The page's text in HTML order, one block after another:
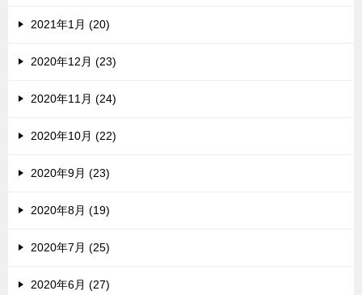
2021年1月 (20)
2020年12月 (23)
2020年11月 (24)
2020年10月 (22)
2020年9月 (23)
2020年8月 (19)
2020年7月 (25)
2020年6月 (27)